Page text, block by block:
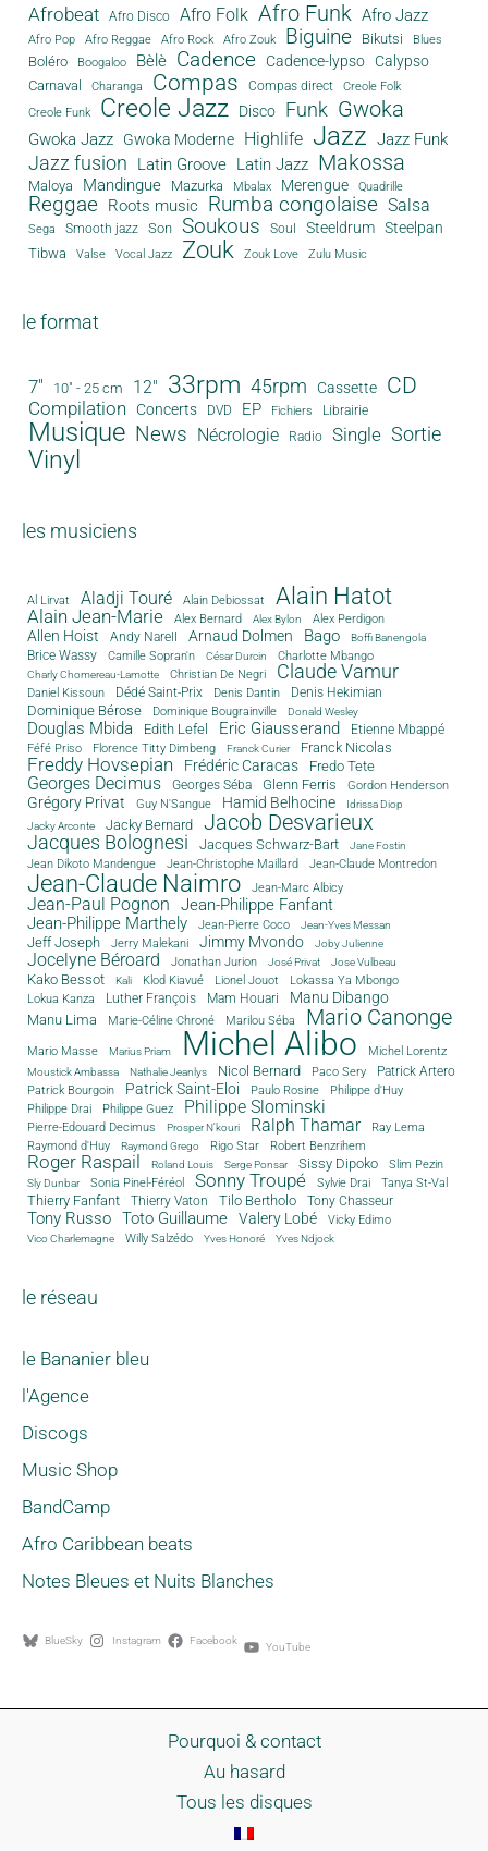
Afrobeat Afro Disco Afro Folk Afro Funk Afro Jazz
Afro Pop Afro Reggae Afro Rock Afro Zouk Biguine Bikutsi Blues
Boléro Boogaloo Bèlè Cadence Cadence-lypso Calypso
Carnaval Charanga Compas Compas direct
Creole Folk
Creole Funk
Creole Jazz Disco Funk Gwoka
Gwoka Jazz Gwoka Moderne Highlife Jazz Jazz Funk
Jazz fusion Latin Groove Latin Jazz Makossa
Maloya Mandingue Mazurka Mbalax Merengue Quadrille
Reggae Roots music Rumba congolaise Salsa
Sega Smooth jazz Son Soukous Soul Steeldrum Steelpan
Tibwa Valse Vocal Jazz Zouk Zouk Love Zulu Music
le format
7" 10" - 25 cm 12" 33rpm 45rpm Cassette CD
Compilation Concerts DVD EP Fichiers Librairie
Musique News Nécrologie Radio Single Sortie
Vinyl
les musiciens
Al Lirvat Aladji Touré Alain Debiossat Alain Hatot
Alain Jean-Marie Alex Bernard Alex Bylon Alex Perdigon
Allen Hoist Andy Narell Arnaud Dolmen Bago Boffi Banengola
Brice Wassy Camille Sopran'n César Durcin Charlotte Mbango
Charly Chomereau-Lamotte Christian De Negri Claude Vamur
Daniel Kissoun Dédé Saint-Prix Denis Dantin Denis Hekimian
Dominique Bérose Dominique Bougrainville Donald Wesley
Douglas Mbida Edith Lefel Eric Giausserand Etienne Mbappé
Féfé Priso Florence Titty Dimbeng Franck Curier Franck Nicolas
Freddy Hovsepian Frédéric Caracas Fredo Tete
Georges Decimus Georges Séba Glenn Ferris Gordon Henderson
Grégory Privat Guy N'Sangue Hamid Belhocine
Idrissa Diop
Jacky Arconte
Jacky Bernard Jacob Desvarieux
Jacques Bolognesi Jacques Schwarz-Bart Jane Fostin
Jean Dikoto Mandengue Jean-Christophe Maillard Jean-Claude Montredon
Jean-Claude Naimro Jean-Marc Albicy
Jean-Paul Pognon
Jean-Philippe Fanfant
Jean-Philippe Marthely
Jean-Pierre Coco Jean-Yves Messan
Jeff Joseph Jerry Malekani Jimmy Mvondo Joby Julienne
Jocelyne Béroard Jonathan Jurion José Privat Jose Vulbeau
Kako Bessot Kali Klod Kiavué Lionel Jouot
Lokassa Ya Mbongo
Lokua Kanza
Luther François Mam Houari Manu Dibango
Manu Lima Marie-Céline Chroné Marilou Séba Mario Canonge
Mario Masse Marius Priam Michel Alibo Michel Lorentz
Moustick Ambassa Nathalie Jeanlys Nicol Bernard Paco Sery
Patrick Artero
Patrick Bourgoin
Patrick Saint-Eloi Paulo Rosine
Philippe d'Huy
Philippe Drai
Philippe Guez Philippe Slominski
Pierre-Edouard Decimus Prosper N'kouri Ralph Thamar
Ray Lema
Raymond d'Huy
Raymond Grego Rigo Star Robert Benzrihem
Roger Raspail Roland Louis Serge Ponsar Sissy Dipoko Slim Pezin
Sly Dunbar Sonia Pinel-Féréol Sonny Troupé Sylvie Drai Tanya St-Val
Thierry Fanfant Thierry Vaton Tilo Bertholo Tony Chasseur
Tony Russo Toto Guillaume Valery Lobé Vicky Edimo
Vico Charlemagne Willy Salzédo Yves Honoré Yves Ndjock
le réseau
le Bananier bleu
l'Agence
Discogs
Music Shop
BandCamp
Afro Caribbean beats
Notes Bleues et Nuits Blanches
BlueSky Instagram Facebook YouTube
Pourquoi & contact
Au hasard
Tous les disques